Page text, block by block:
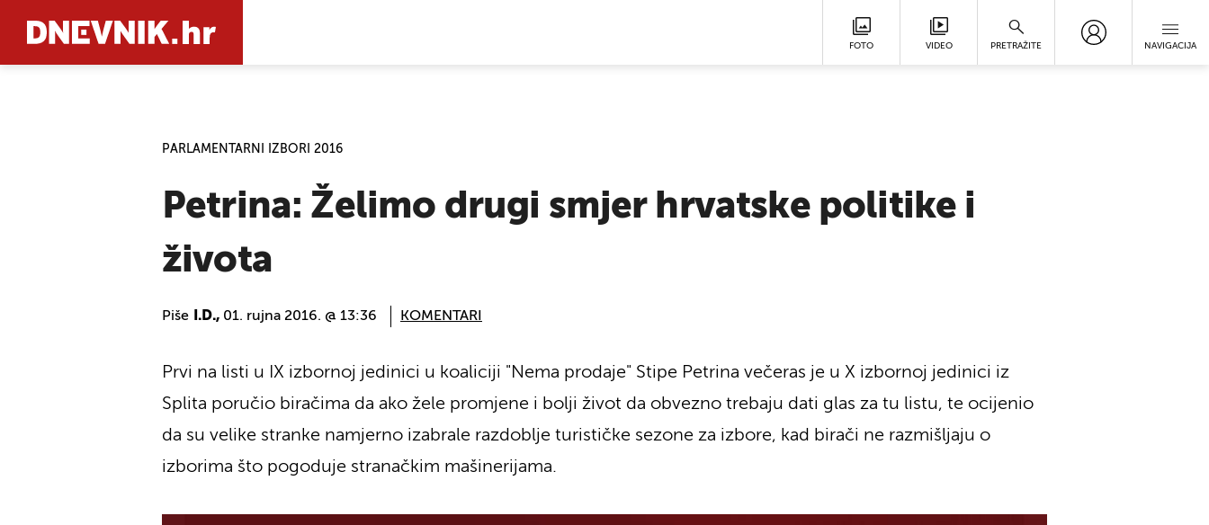
FOTO VIDEO PRETRAŽITE NAVIGACIJA
PARLAMENTARNI IZBORI 2016
Petrina: Želimo drugi smjer hrvatske politike i
života
Piše I.D., 01. rujna 2016. @ 13:36 KOMENTARI
Prvi na listi u IX izbornoj jedinici u koaliciji "Nema prodaje" Stipe Petrina večeras je u X izbornoj jedinici iz
Splita poručio biračima da ako žele promjene i bolji život da obvezno trebaju dati glas za tu listu, te ocijenio
da su velike stranke namjerno izabrale razdoblje turističke sezone za izbore, kad birači ne razmišljaju o
izborima što pogoduje stranačkim mašinerijama.